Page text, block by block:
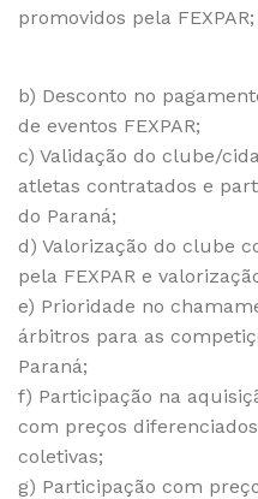
promovidos pela FEXPAR;
b) Desconto no
de eventos FEXPAR;
c) Validação do clube/
atletas contratados e
do Paraná;
d) Valorização do clube
pela FEXPAR e
e) Prioridade no
árbitros para as
Paraná;
f) Participação na
com preços
coletivas;
g) Participação com